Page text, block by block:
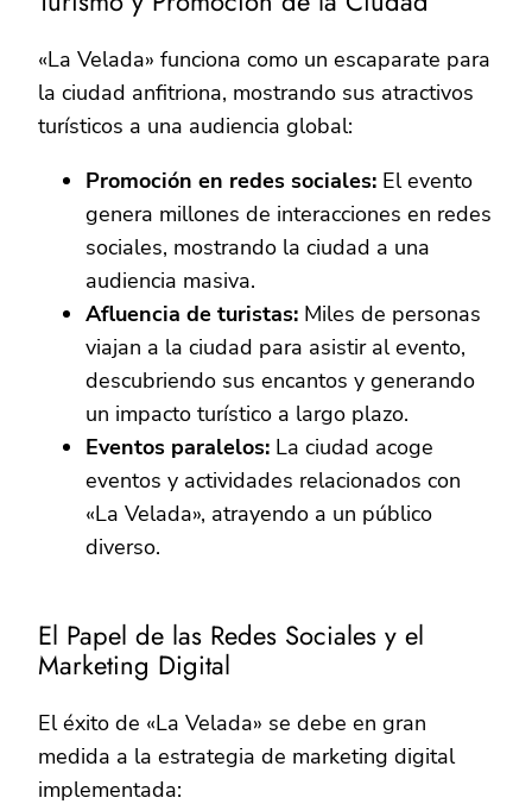
«La Velada» funciona como un escaparate para
la ciudad anfitriona, mostrando sus atractivos
turísticos a una audiencia global:
Promoción en redes sociales: El evento
genera millones de interacciones en redes
sociales, mostrando la ciudad a una
audiencia masiva.
Afluencia de turistas: Miles de personas
viajan a la ciudad para asistir al evento,
descubriendo sus encantos y generando
un impacto turístico a largo plazo.
Eventos paralelos: La ciudad acoge
eventos y actividades relacionados con
«La Velada», atrayendo a un público
diverso.
El Papel de las Redes Sociales y el
Marketing Digital
El éxito de «La Velada» se debe en gran
medida a la estrategia de marketing digital
implementada: